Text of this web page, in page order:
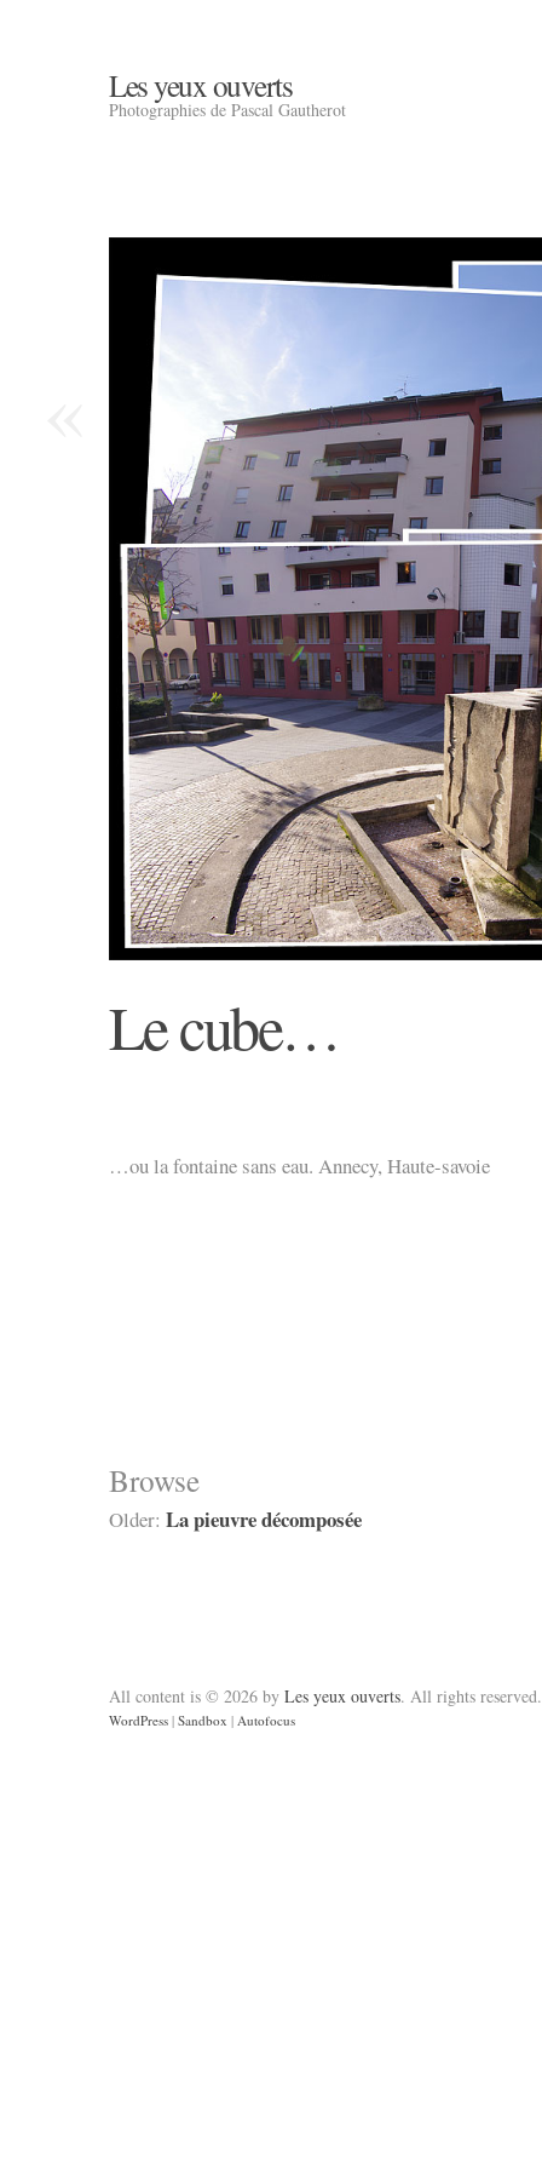
Les yeux ouverts
Photographies de Pascal Gautherot
Le cube…
…ou la fontaine sans eau. Annecy, Haute-savoie
Browse
Older: La pieuvre décomposée
All content is © 2026 by Les yeux ouverts. All rights reserved.
WordPress | Sandbox | Autofocus